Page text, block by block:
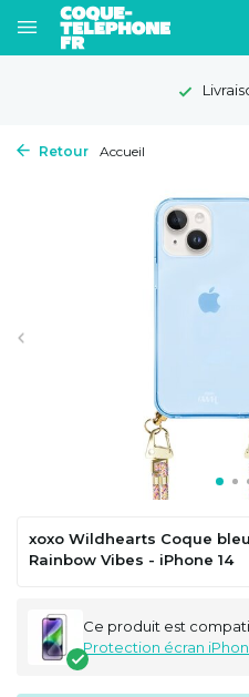
Retour Accueil
xoxo Wildhearts Coque
Rainbow Vibes - iPhone 14
Ce produit est
Protection écran